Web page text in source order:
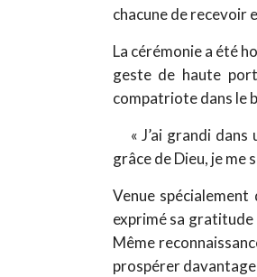
chacune de recevoir
La cérémonie a été
geste de haute
compatriote dans le
« J’ai grandi
grâce de Dieu, je me
Venue
exprimé sa gratitude
Même
prospérer